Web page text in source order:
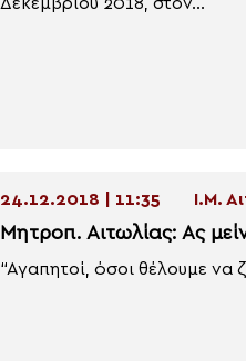
24.12.2018 | 11:35 Ι.Μ.
Μητροπ. Αιτωλίας: Ας
“Αγαπητοί, όσοι θέλουμε να